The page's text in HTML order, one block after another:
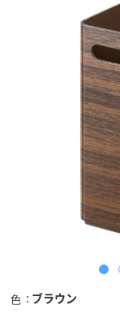
色 ブラウン